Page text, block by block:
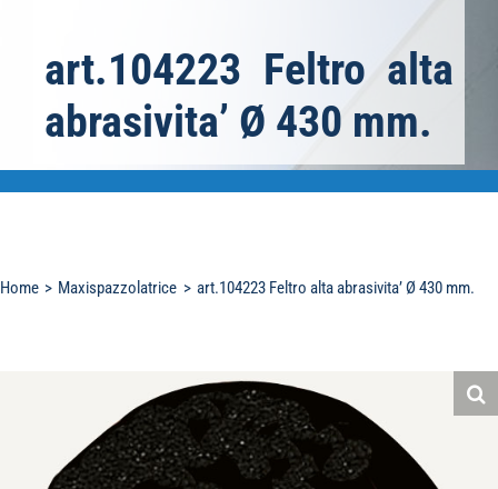
art.104223 Feltro alta
abrasivita’ Ø 430 mm.
Home Maxispazzolatrice art.104223 Feltro alta abrasivita’ Ø 430 mm.